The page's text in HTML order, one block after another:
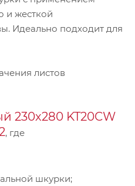
и жесткой
Идеально подходит для
листов
230х280 KT20CW
, где
шкурки;